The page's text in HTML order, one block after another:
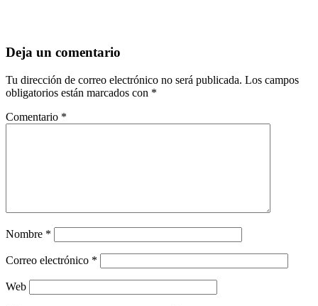
Deja un comentario
Tu dirección de correo electrónico no será publicada. Los campos
obligatorios están marcados con *
Comentario *
Nombre *
Correo electrónico *
Web